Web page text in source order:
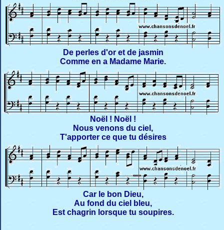
De perles d'or et de jasmin
Comme en a Madame Marie.
Noël ! Noël !
Nous venons du ciel,
T'apporter ce que tu désires
Car le bon Dieu,
Au fond du ciel bleu,
Est chagrin lorsque tu soupires.